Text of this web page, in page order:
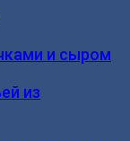
и сыром
из